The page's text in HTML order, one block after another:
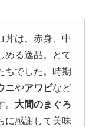
丼は、赤身、中
める逸品。とて
ちでした。時期
ニやアワビなど
大間のまぐろ
に感謝して美味